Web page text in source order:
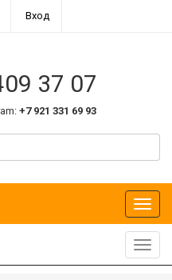
Вход
37 07
+7 921 331 69 93
Меню